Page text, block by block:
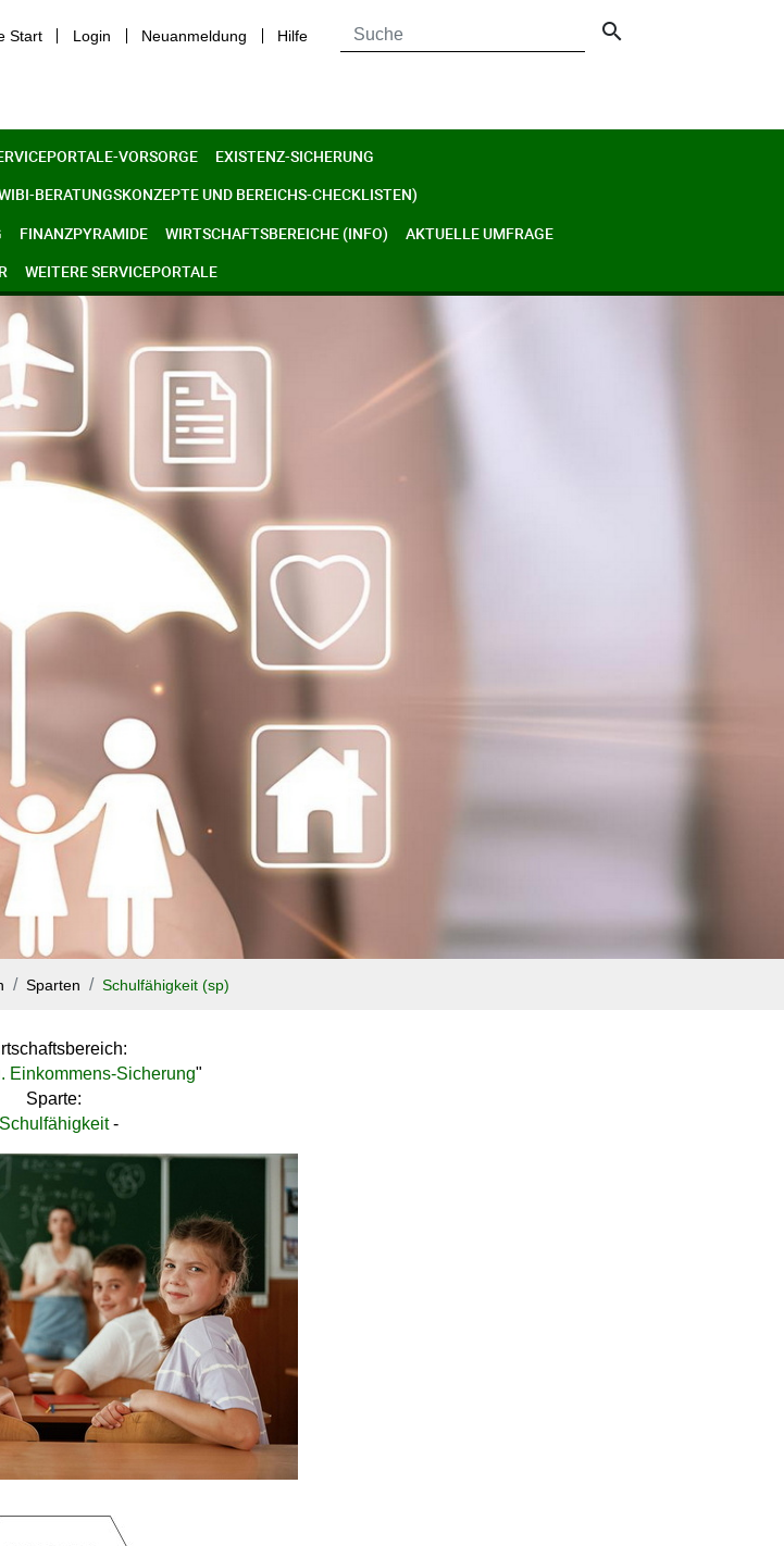
Start Login Neuanmeldung Hilfe search
VORSORGE
EXISTENZ-SICHERUNG
BERATUNGSKONZEPTE UND BEREICHS-CHECKLISTEN)
FINANZPYRAMIDE WIRTSCHAFTSBEREICHE (INFO)
AKTUELLE UMFRAGE
WEITERE SERVICEPORTALE
Sparten Schulfähigkeit (sp)
Einkommens-Sicherung"
Sparte:
Schulfähigkeit-